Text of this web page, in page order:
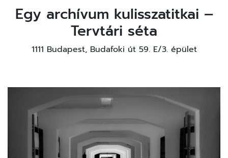
Egy archívum kulisszatitkai –
Tervtári séta
1111 Budapest, Budafoki út 59. E/3. épület